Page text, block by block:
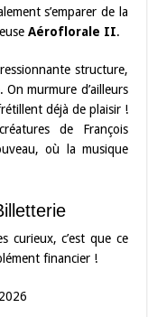
s’emparer de la
Aéroflorale II.
structure,
murmure d’ailleurs
déjà de plaisir !
de François
où la musique
curieux, c’est que ce
financier !